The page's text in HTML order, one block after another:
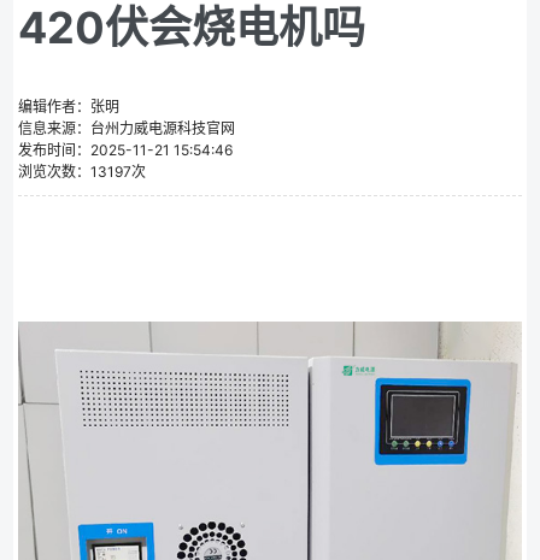
420伏会烧电机吗
编辑作者：张明
信息来源：台州力威电源科技官网
发布时间：2025-11-21 15:54:46
浏览次数：13197次